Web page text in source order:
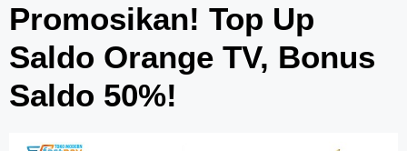
Promosikan! Top Up
Saldo Orange TV, Bonus
Saldo 50%!